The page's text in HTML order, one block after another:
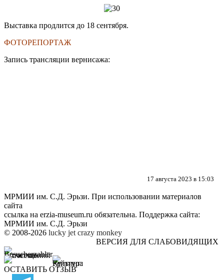
Выставка продлится до 18 сентября.
ФОТОРЕПОРТАЖ
Запись трансляции вернисажа:
17 августа 2023 в 15:03
МРМИИ им. С.Д. Эрьзи. При использовании материалов
сайта
ссылка на erzia-museum.ru обязательна. Поддержка сайта:
МРМИИ им. С.Д. Эрьзи
© 2008-2026 lucky jet crazy monkey
ВЕРСИЯ ДЛЯ СЛАБОВИДЯЩИХ
ОСТАВИТЬ ОТЗЫВ